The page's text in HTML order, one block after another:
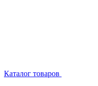
Каталог товаров